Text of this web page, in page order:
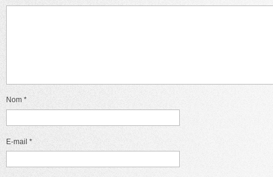
Nom *
E-mail *